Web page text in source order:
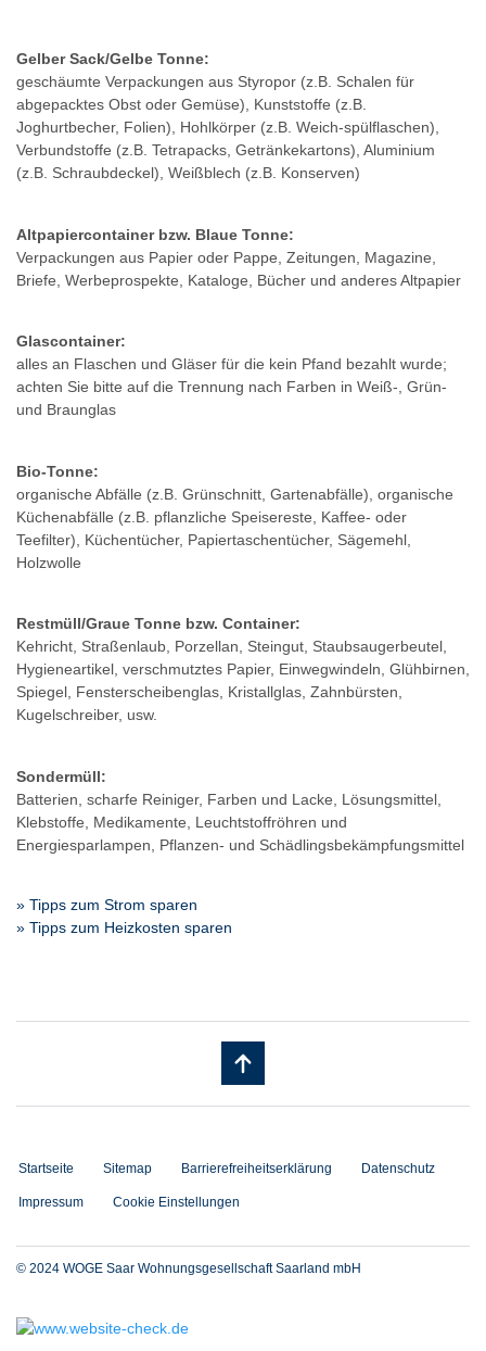
Gelber Sack/Gelbe Tonne:
geschäumte Verpackungen aus Styropor (z.B. Schalen für
abgepacktes Obst oder Gemüse), Kunststoffe (z.B.
Joghurtbecher, Folien), Hohlkörper (z.B. Weich-spülflaschen),
Verbundstoffe (z.B. Tetrapacks, Getränkekartons), Aluminium
(z.B. Schraubdeckel), Weißblech (z.B. Konserven)
Altpapiercontainer bzw. Blaue Tonne:
Verpackungen aus Papier oder Pappe, Zeitungen, Magazine,
Briefe, Werbeprospekte, Kataloge, Bücher und anderes Altpapier
Glascontainer:
alles an Flaschen und Gläser für die kein Pfand bezahlt wurde;
achten Sie bitte auf die Trennung nach Farben in Weiß-, Grün-
und Braunglas
Bio-Tonne:
organische Abfälle (z.B. Grünschnitt, Gartenabfälle), organische
Küchenabfälle (z.B. pflanzliche Speisereste, Kaffee- oder
Teefilter), Küchentücher, Papiertaschentücher, Sägemehl,
Holzwolle
Restmüll/Graue Tonne bzw. Container:
Kehricht, Straßenlaub, Porzellan, Steingut, Staubsaugerbeutel,
Hygieneartikel, verschmutztes Papier, Einwegwindeln, Glühbirnen,
Spiegel, Fensterscheibenglas, Kristallglas, Zahnbürsten,
Kugelschreiber, usw.
Sondermüll:
Batterien, scharfe Reiniger, Farben und Lacke, Lösungsmittel,
Klebstoffe, Medikamente, Leuchtstoffröhren und
Energiesparlampen, Pflanzen- und Schädlingsbekämpfungsmittel
» Tipps zum Strom sparen
» Tipps zum Heizkosten sparen
Startseite Sitemap Barrierefreiheitserklärung Datenschutz
Impressum Cookie Einstellungen
© 2024 WOGE Saar Wohnungsgesellschaft Saarland mbH